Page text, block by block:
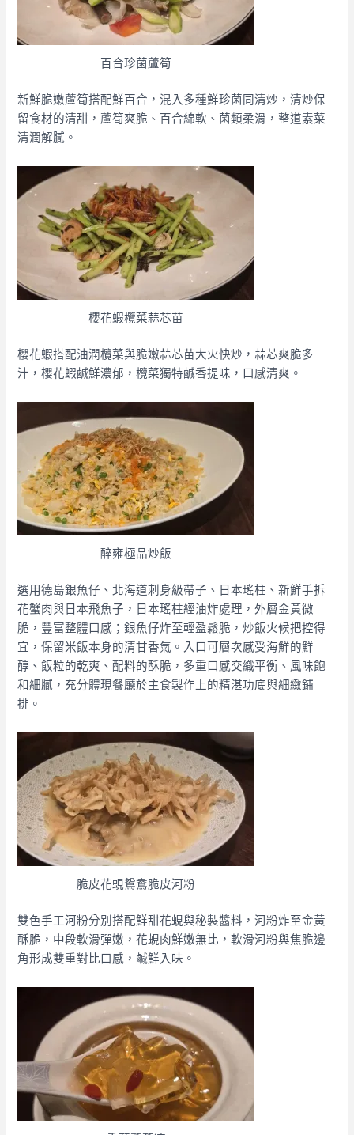
百合珍菌蘆筍
新鮮脆嫩蘆筍搭配鮮百合，混入多種鮮珍菌同清炒，清炒保
留食材的清甜，蘆筍爽脆、百合綿軟、菌類柔滑，整道素菜
清潤解膩。
櫻花蝦欖菜蒜芯苗
櫻花蝦搭配油潤欖菜與脆嫩蒜芯苗大火快炒，蒜芯爽脆多
汁，櫻花蝦鹹鮮濃郁，欖菜獨特鹹香提味，口感清爽。
醉雍極品炒飯
選用德島銀魚仔、北海道刺身級帶子、日本瑤柱、新鮮手拆
花蟹肉與日本飛魚子，日本瑤柱經油炸處理，外層金黃微
脆，豐富整體口感；銀魚仔炸至輕盈鬆脆，炒飯火候把控得
宜，保留米飯本身的清甘香氣。入口可層次感受海鮮的鮮
醇、飯粒的乾爽、配料的酥脆，多重口感交織平衡、風味飽
和細膩，充分體現餐廳於主食製作上的精湛功底與細緻鋪
排。
脆皮花蜆鴛鴦脆皮河粉
雙色手工河粉分別搭配鮮甜花蜆與秘製醬料，河粉炸至金黃
酥脆，中段軟滑彈嫩，花蜆肉鮮嫩無比，軟滑河粉與焦脆邊
角形成雙重對比口感，鹹鮮入味。